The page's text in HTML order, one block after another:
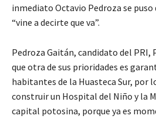
inmediato Octavio Pedroza se puso
“vine a decirte que va”.
Pedroza Gaitán, candidato del PRI,
que otra de sus prioridades es
habitantes de la Huasteca Sur, por
construir un Hospital del Niño y la
capital potosina, porque ya es